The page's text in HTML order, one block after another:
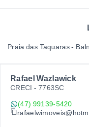
Praia das Taquaras -
Rafael Wazlawick
CRECI - 7763SC
(47) 99139-5420